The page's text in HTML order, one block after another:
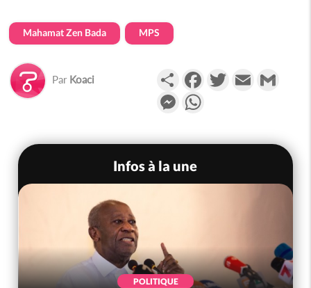
Mahamat Zen Bada MPS
Par Koaci PartagerFacebookTwitterEmail
Messenger
Infos à la une
POLITIQUE